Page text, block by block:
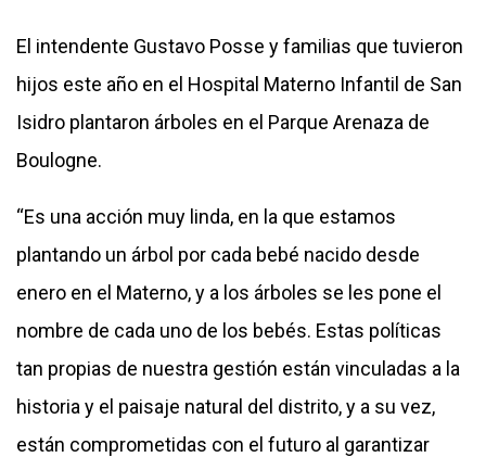
El intendente Gustavo Posse y familias que tuvieron
hijos este año en el Hospital Materno Infantil de San
Isidro plantaron árboles en el Parque Arenaza de
Boulogne.
“Es una acción muy linda, en la que estamos
plantando un árbol por cada bebé nacido desde
enero en el Materno, y a los árboles se les pone el
nombre de cada uno de los bebés. Estas políticas
tan propias de nuestra gestión están vinculadas a la
historia y el paisaje natural del distrito, y a su vez,
están comprometidas con el futuro al garantizar